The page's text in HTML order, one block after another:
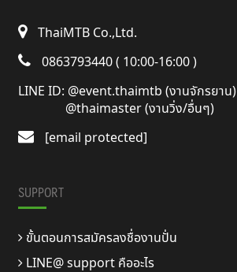
ThaiMTB Co.,Ltd.
0863793440 ( 10:00-16:00 )
LINE ID: @event.thaimtb (งานจักรยาน)
@thaimaster (งานวิ่ง/อื่นๆ)
[email protected]
SUPPORT
ขั้นตอนการสมัครลงชื่องานปั่น
LINE@ support คืออะไร